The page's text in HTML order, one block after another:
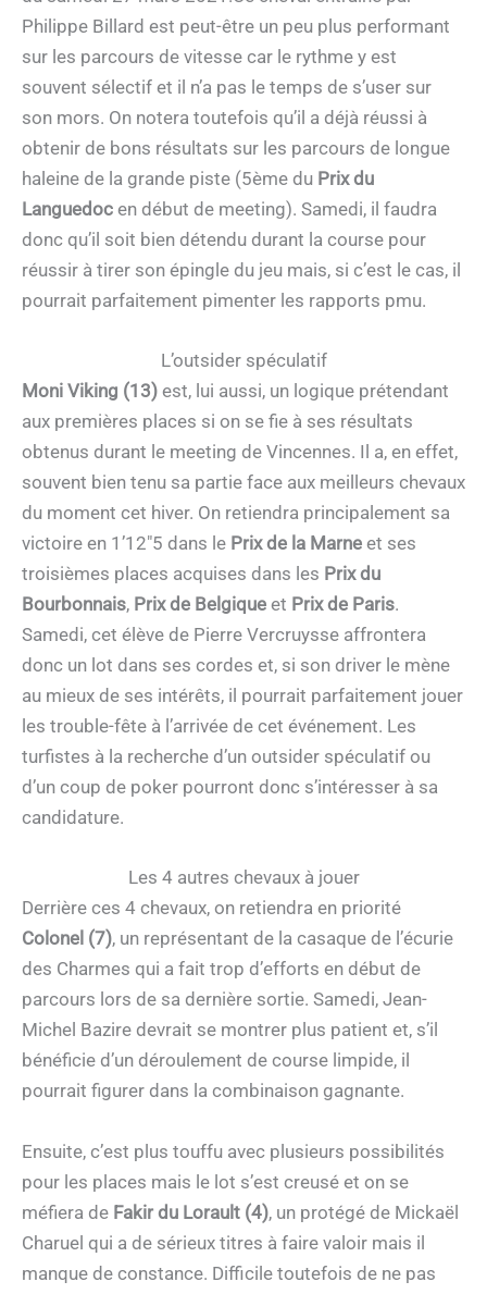
Philippe Billard est peut-être un peu plus performant
sur les parcours de vitesse car le rythme y est
souvent sélectif et il n’a pas le temps de s’user sur
son mors. On notera toutefois qu’il a déjà réussi à
obtenir de bons résultats sur les parcours de longue
haleine de la grande piste (5ème du Prix du
Languedoc en début de meeting). Samedi, il faudra
donc qu’il soit bien détendu durant la course pour
réussir à tirer son épingle du jeu mais, si c’est le cas, il
pourrait parfaitement pimenter les rapports pmu.
L’outsider spéculatif
Moni Viking (13) est, lui aussi, un logique prétendant
aux premières places si on se fie à ses résultats
obtenus durant le meeting de Vincennes. Il a, en effet,
souvent bien tenu sa partie face aux meilleurs chevaux
du moment cet hiver. On retiendra principalement sa
victoire en 1’12″5 dans le Prix de la Marne et ses
troisièmes places acquises dans les Prix du
Bourbonnais, Prix de Belgique et Prix de Paris.
Samedi, cet élève de Pierre Vercruysse affrontera
donc un lot dans ses cordes et, si son driver le mène
au mieux de ses intérêts, il pourrait parfaitement jouer
les trouble-fête à l’arrivée de cet événement. Les
turfistes à la recherche d’un outsider spéculatif ou
d’un coup de poker pourront donc s’intéresser à sa
candidature.
Les 4 autres chevaux à jouer
Derrière ces 4 chevaux, on retiendra en priorité
Colonel (7), un représentant de la casaque de l’écurie
des Charmes qui a fait trop d’efforts en début de
parcours lors de sa dernière sortie. Samedi, Jean-
Michel Bazire devrait se montrer plus patient et, s’il
bénéficie d’un déroulement de course limpide, il
pourrait figurer dans la combinaison gagnante.
Ensuite, c’est plus touffu avec plusieurs possibilités
pour les places mais le lot s’est creusé et on se
méfiera de Fakir du Lorault (4), un protégé de Mickaël
Charuel qui a de sérieux titres à faire valoir mais il
manque de constance. Difficile toutefois de ne pas